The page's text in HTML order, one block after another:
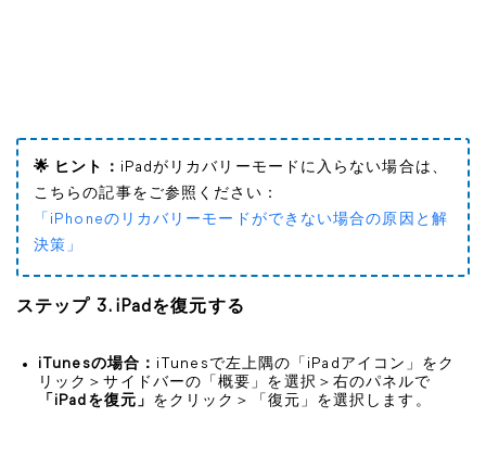
🌟 ヒント： iPadがリカバリーモードに入らない場合は、
こちらの記事をご参照ください：
「iPhoneのリカバリーモードができない場合の原因と解
決策」
ステップ 3. iPadを復元する
iTunesの場合： iTunesで左上隅の「iPadアイコン」をク
リック＞サイドバーの「概要」を選択＞右のパネルで
「iPadを復元」 をクリック＞「復元」を選択します。